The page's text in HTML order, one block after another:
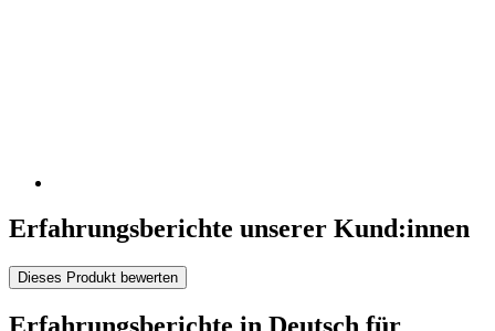
Erfahrungsberichte unserer Kund:innen
Dieses Produkt bewerten